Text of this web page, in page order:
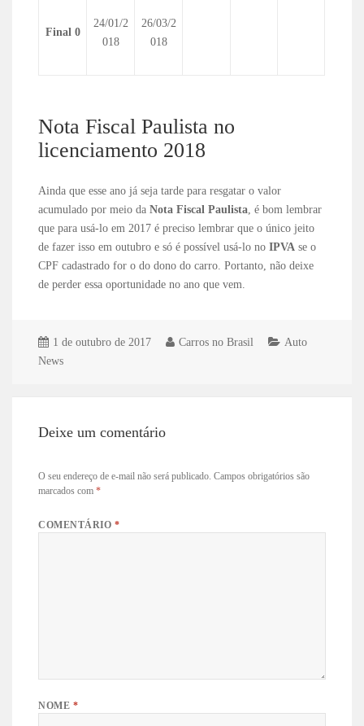
Final 0
24/01/2
018
26/03/2
018
Nota Fiscal Paulista no
licenciamento 2018
Ainda que esse ano já seja tarde para resgatar o valor
acumulado por meio da Nota Fiscal Paulista, é bom lembrar
que para usá-lo em 2017 é preciso lembrar que o único jeito
de fazer isso em outubro e só é possível usá-lo noIPVA se o
CPF cadastrado for o do dono do carro. Portanto, não deixe
de perder essa oportunidade no ano que vem.
1 de outubro de 2017 Carros no Brasil
Auto
News
Deixe um comentário
O seu endereço de e-mail não será publicado. Campos obrigatórios são
marcados com*
COMENTÁRIO*
NOME *